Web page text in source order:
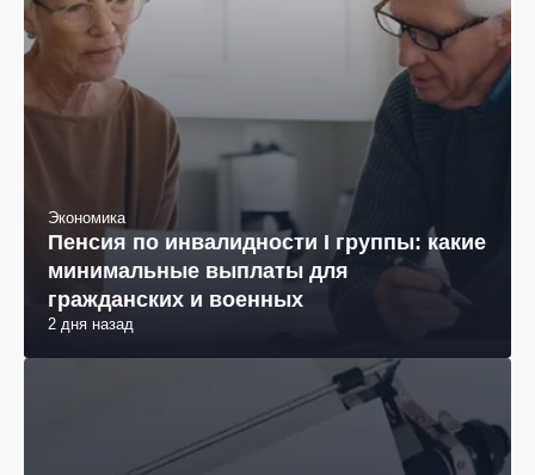
Экономика
Пенсия по инвалидности I группы: какие
минимальные выплаты для
гражданских и военных
2 дня назад